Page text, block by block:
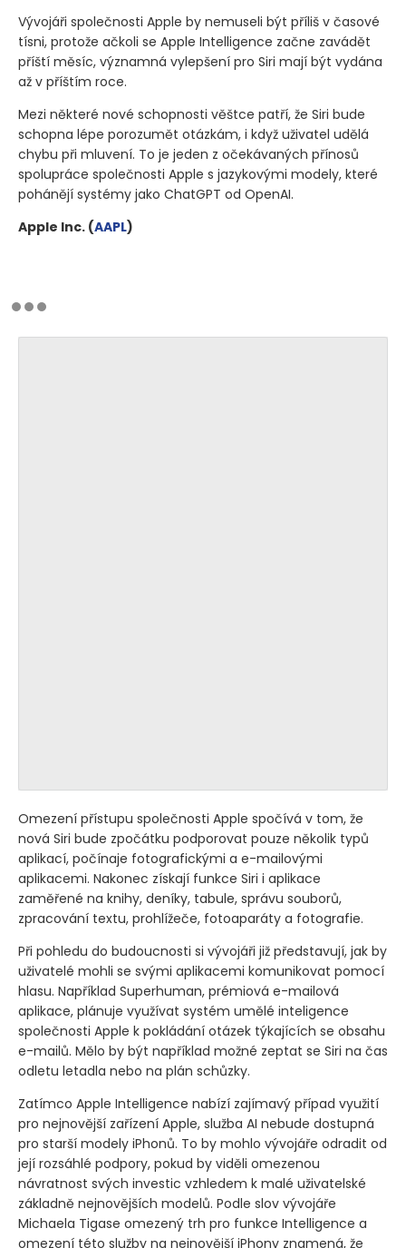
Vývojáři společnosti Apple by nemuseli být příliš v časové
tísni, protože ačkoli se Apple Intelligence začne zavádět
příští měsíc, významná vylepšení pro Siri mají být vydána
až v příštím roce.
Mezi některé nové schopnosti věštce patří, že Siri bude
schopna lépe porozumět otázkám, i když uživatel udělá
chybu při mluvení. To je jeden z očekávaných přínosů
spolupráce společnosti Apple s jazykovými modely, které
pohánějí systémy jako ChatGPT od OpenAI.
Apple Inc. (AAPL)
Omezení přístupu společnosti Apple spočívá v tom, že
nová Siri bude zpočátku podporovat pouze několik typů
aplikací, počínaje fotografickými a e-mailovými
aplikacemi. Nakonec získají funkce Siri i aplikace
zaměřené na knihy, deníky, tabule, správu souborů,
zpracování textu, prohlížeče, fotoaparáty a fotografie.
Při pohledu do budoucnosti si vývojáři již představují, jak by
uživatelé mohli se svými aplikacemi komunikovat pomocí
hlasu. Například Superhuman, prémiová e-mailová
aplikace, plánuje využívat systém umělé inteligence
společnosti Apple k pokládání otázek týkajících se obsahu
e-mailů. Mělo by být například možné zeptat se Siri na čas
odletu letadla nebo na plán schůzky.
Zatímco Apple Intelligence nabízí zajímavý případ využití
pro nejnovější zařízení Apple, služba AI nebude dostupná
pro starší modely iPhonů. To by mohlo vývojáře odradit od
její rozsáhlé podpory, pokud by viděli omezenou
návratnost svých investic vzhledem k malé uživatelské
základně nejnovějších modelů. Podle slov vývojáře
Michaela Tigase omezený trh pro funkce Intelligence a
omezení této služby na nejnovější iPhony znamená, že